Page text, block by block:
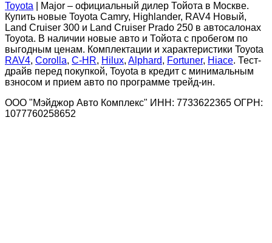
Toyota | Major – официальный дилер Тойота в Москве.
Купить новые Toyota Camry, Highlander, RAV4 Новый,
Land Cruiser 300 и Land Cruiser Prado 250 в автосалонах
Toyota. В наличии новые авто и Тойота с пробегом по
выгодным ценам. Комплектации и характеристики Toyota
RAV4, Corolla, C-HR, Hilux, Alphard, Fortuner, Hiace. Тест-
драйв перед покупкой, Toyota в кредит с минимальным
взносом и прием авто по программе трейд-ин.
ООО "Мэйджор Авто Комплекс" ИНН: 7733622365 ОГРН:
1077760258652